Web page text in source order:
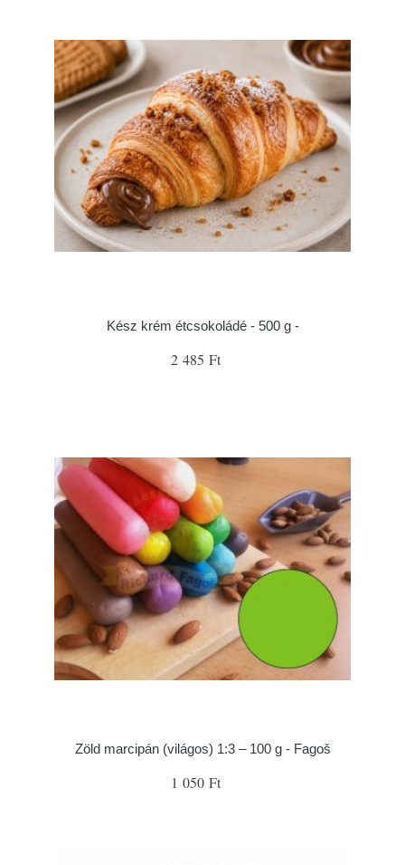
Kész krém étcsokoládé - 500 g -
2 485 Ft
Zöld marcipán (világos) 1:3 – 100 g - Fagoš
1 050 Ft